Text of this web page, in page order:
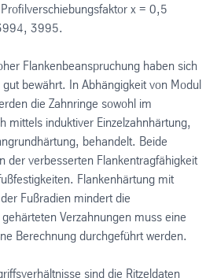
x = 0,5
3995.
Flankenbeanspruchung haben sich
bewährt. In Abhängigkeit von Modul
die Zahnringe sowohl im
mittels induktiver Einzelzahnhärtung,
behandelt. Beide
der verbesserten Flankentragfähigkeit
Flankenhärtung mit
Fußradien mindert die
Verzahnungen muss eine
Berechnung durchgeführt werden.
sind die Ritzeldaten